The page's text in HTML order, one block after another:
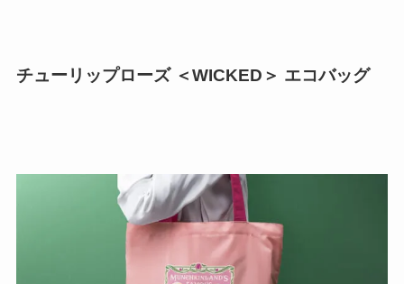
チューリップローズ ＜WICKED＞ エコバッグ